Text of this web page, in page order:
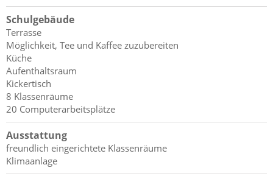
Schulgebäude
Terrasse
Möglichkeit, Tee und Kaffee zuzubereiten
Küche
Aufenthaltsraum
Kickertisch
8 Klassenräume
20 Computerarbeitsplätze
Ausstattung
freundlich eingerichtete Klassenräume
Klimaanlage